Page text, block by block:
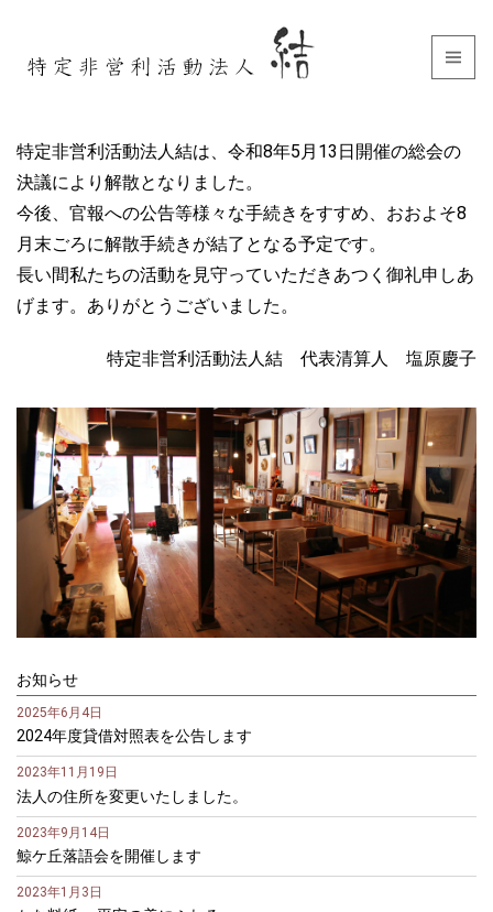
特定非営利活動法人結は、令和8年5月13日開催の総会の
決議により解散となりました。
今後、官報への公告等様々な手続きをすすめ、おおよそ8
月末ごろに解散手続きが結了となる予定です。
長い間私たちの活動を見守っていただきあつく御礼申しあ
げます。ありがとうございました。
特定非営利活動法人結 代表清算人 塩原慶子
お知らせ
2025年6月4日
2024年度貸借対照表を公告します
2023年11月19日
法人の住所を変更いたしました。
2023年9月14日
鯨ケ丘落語会を開催します
2023年1月3日